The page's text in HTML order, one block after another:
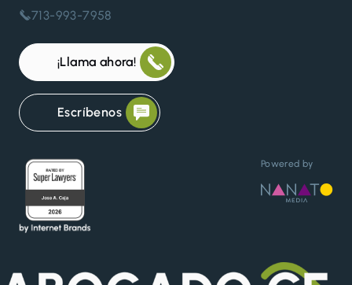
713-993-7958
¡Llama ahora!
Escríbenos
Powered by